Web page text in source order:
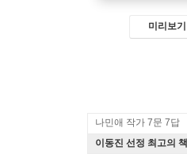
미리보기
나민애 작가 7문 7답
이동진 선정 최고의 책